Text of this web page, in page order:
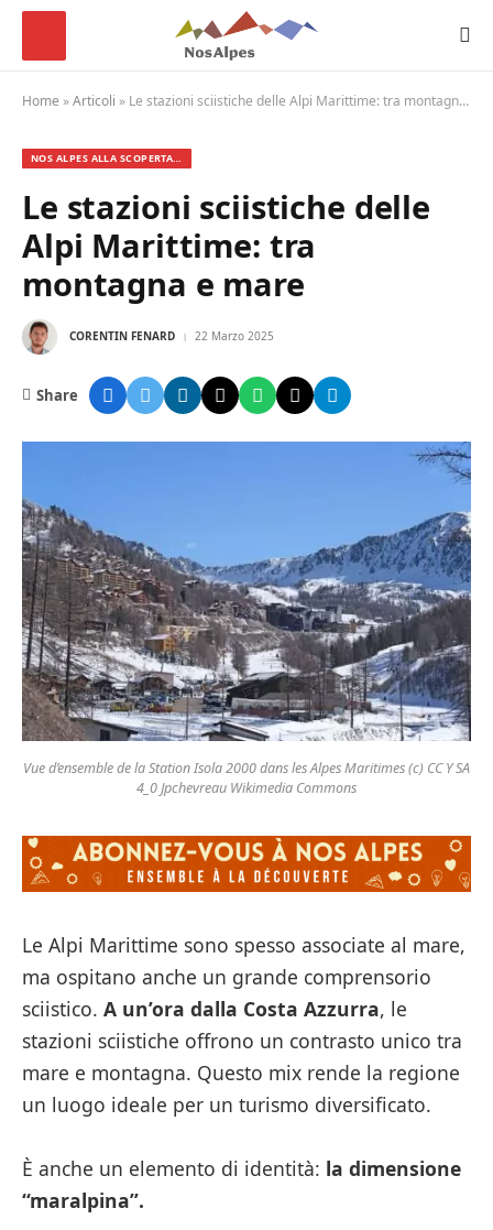
Home »Articoli » Le stazioni sciistiche delle Alpi Marittime: tra montagna e mare
NOS ALPES ALLA SCOPERTA…
Le stazioni sciistiche delle
Alpi Marittime: tra
montagna e mare
CORENTIN FENARD 22 Marzo 2025
Share
Vue d’ensemble de la Station Isola 2000 dans les Alpes Maritimes (c) CC Y SA
4_0 Jpchevreau Wikimedia Commons
Le Alpi Marittime sono spesso associate al mare,
ma ospitano anche un grande comprensorio
sciistico. A un’ora dalla Costa Azzurra, le
stazioni sciistiche offrono un contrasto unico tra
mare e montagna. Questo mix rende la regione
un luogo ideale per un turismo diversificato.
È anche un elemento di identità: la dimensione
“maralpina”.